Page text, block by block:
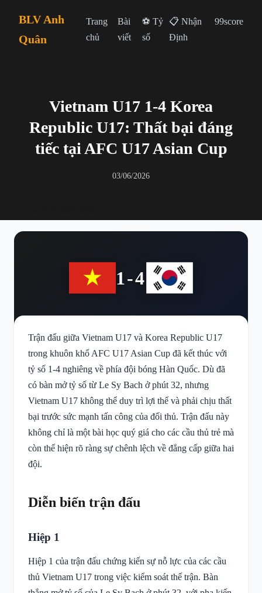
BLV Anh
Quân
Trang
chủ
Bài
viết
⚽ Tỷ
số
📋 Nhận
Định
99score
Vietnam U17 1-4 Korea
Republic U17: Thất bại đáng
tiếc tại AFC U17 Asian Cup
03/06/2026
1-4
Trận đấu giữa Vietnam U17 và Korea Republic U17
trong khuôn khổ AFC U17 Asian Cup đã kết thúc với
tỷ số 1-4 nghiêng về phía đội bóng Hàn Quốc. Dù đã
có bàn mở tỷ số từ Le Sy Bach ở phút 32, nhưng
Vietnam U17 không thể duy trì lợi thế và phải chịu thất
bại trước sức mạnh tấn công của đối thủ. Trận đấu này
không chỉ là một bài học quý giá cho các cầu thủ trẻ mà
còn thể hiện rõ ràng sự chênh lệch về đẳng cấp giữa hai
đội.
Diễn biến trận đấu
Hiệp 1
Hiệp 1 của trận đấu chứng kiến sự nỗ lực của các cầu
thủ Vietnam U17 trong việc kiểm soát thế trận. Bàn